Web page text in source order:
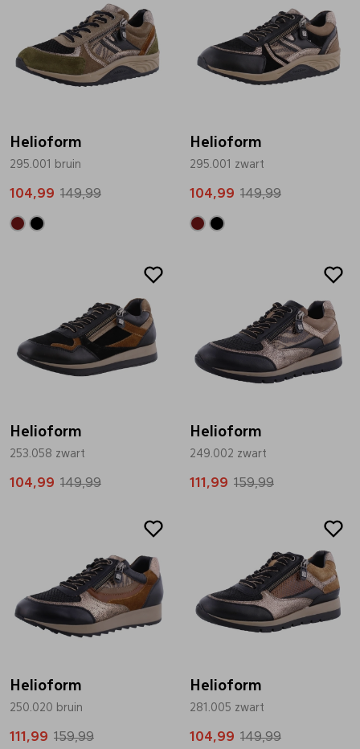
Helioform
295.001 bruin
104,99 149,99
Helioform
295.001 zwart
104,99 149,99
Helioform
253.058 zwart
104,99 149,99
Helioform
249.002 zwart
111,99 159,99
Helioform
250.020 bruin
111,99 159,99
Helioform
281.005 zwart
104,99 149,99